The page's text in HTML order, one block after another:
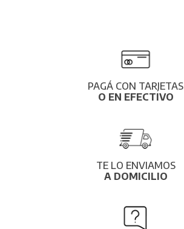
PAGÁ CON TARJETAS
O EN EFECTIVO
TE LO ENVIAMOS
A DOMICILIO